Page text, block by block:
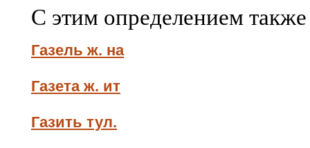
С этим определением
Газель ж. на
Газета ж. ит
Газить тул.